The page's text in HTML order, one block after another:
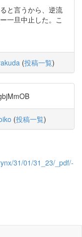
と言うから、逆流
一旦中止した。こ
(投稿一覧)
(投稿一覧)
31/01/31_23/_pdf/-